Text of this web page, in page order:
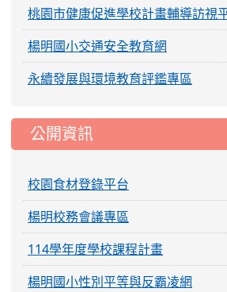
桃園市健康促進學校計畫輔導訪視
楊明國小交通安全教育網
永續發展與環境教育評鑑專區
公開資訊
校園食材登錄平台
楊明校務會議專區
114學年度學校課程計畫
楊明國小性別平等與反霸凌網